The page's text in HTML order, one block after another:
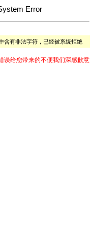
Error
含有非法字符，已经被系统拒绝
误给您带来的不便我们深感歉意